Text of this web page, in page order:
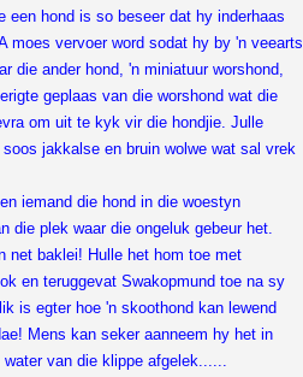
een hond is so beseer dat hy inderhaas
moes vervoer word sodat hy by 'n veearts
die ander hond, 'n miniatuur worshond,
geplaas van die worshond wat die
om uit te kyk vir die hondjie. Julle
jakkalse en bruin wolwe wat sal vrek
iemand die hond in die woestyn
die plek waar die ongeluk gebeur het.
net baklei! Hulle het hom toe met
en teruggevat Swakopmund toe na sy
is egter hoe 'n skoothond kan lewend
Mens kan seker aanneem hy het in
van die klippe afgelek......